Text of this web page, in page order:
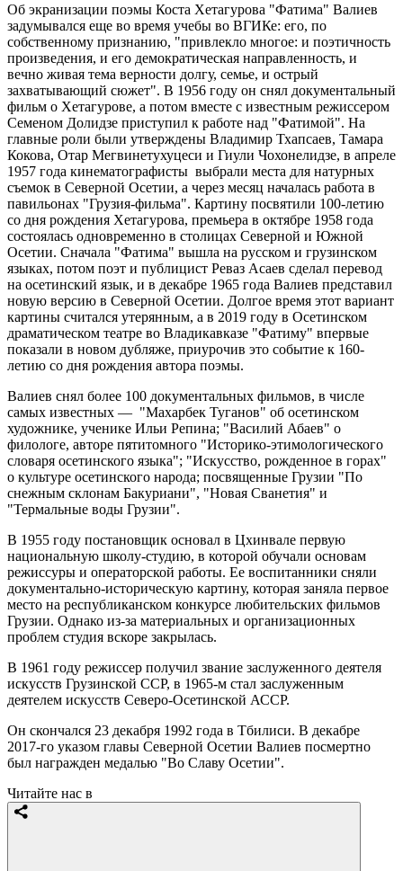
Об экранизации поэмы Коста Хетагурова "Фатима" Валиев
задумывался еще во время учебы во ВГИКе: его, по
собственному признанию, "привлекло многое: и поэтичность
произведения, и его демократическая направленность, и
вечно живая тема верности долгу, семье, и острый
захватывающий сюжет". В 1956 году он снял документальный
фильм о Хетагурове, а потом вместе с известным режиссером
Семеном Долидзе приступил к работе над "Фатимой". На
главные роли были утверждены Владимир Тхапсаев, Тамара
Кокова, Отар Мегвинетухуцеси и Гиули Чохонелидзе, в апреле
1957 года кинематографисты выбрали места для натурных
съемок в Северной Осетии, а через месяц началась работа в
павильонах "Грузия-фильма". Картину посвятили 100-летию
со дня рождения Хетагурова, премьера в октябре 1958 года
состоялась одновременно в столицах Северной и Южной
Осетии. Сначала "Фатима" вышла на русском и грузинском
языках, потом поэт и публицист Реваз Асаев сделал перевод
на осетинский язык, и в декабре 1965 года Валиев представил
новую версию в Северной Осетии. Долгое время этот вариант
картины считался утерянным, а в 2019 году в Осетинском
драматическом театре во Владикавказе "Фатиму" впервые
показали в новом дубляже, приурочив это событие к 160-
летию со дня рождения автора поэмы.
Валиев снял более 100 документальных фильмов, в числе
самых известных — "Махарбек Туганов" об осетинском
художнике, ученике Ильи Репина; "Василий Абаев" о
филологе, авторе пятитомного "Историко-этимологического
словаря осетинского языка"; "Искусство, рожденное в горах"
о культуре осетинского народа; посвященные Грузии "По
снежным склонам Бакуриани", "Новая Сванетия" и
"Термальные воды Грузии".
В 1955 году постановщик основал в Цхинвале первую
национальную школу-студию, в которой обучали основам
режиссуры и операторской работы. Ее воспитанники сняли
документально-историческую картину, которая заняла первое
место на республиканском конкурсе любительских фильмов
Грузии. Однако из-за материальных и организационных
проблем студия вскоре закрылась.
В 1961 году режиссер получил звание заслуженного деятеля
искусств Грузинской ССР, в 1965-м стал заслуженным
деятелем искусств Северо-Осетинской АССР.
Он скончался 23 декабря 1992 года в Тбилиси. В декабре
2017-го указом главы Северной Осетии Валиев посмертно
был награжден медалью "Во Славу Осетии".
Читайте нас в